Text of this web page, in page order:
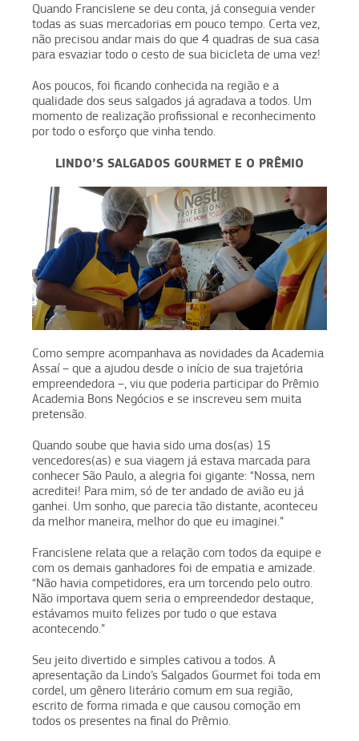
Quando Francislene se deu conta, já conseguia vender
todas as suas mercadorias em pouco tempo. Certa vez,
não precisou andar mais do que 4 quadras de sua casa
para esvaziar todo o cesto de sua bicicleta de uma vez!
Aos poucos, foi ficando conhecida na região e a
qualidade dos seus salgados já agradava a todos. Um
momento de realização profissional e reconhecimento
por todo o esforço que vinha tendo.
LINDO’S SALGADOS GOURMET E O PRÊMIO
Como sempre acompanhava as novidades da Academia
Assaí – que a ajudou desde o início de sua trajetória
empreendedora –, viu que poderia participar do Prêmio
Academia Bons Negócios e se inscreveu sem muita
pretensão.
Quando soube que havia sido uma dos(as) 15
vencedores(as) e sua viagem já estava marcada para
conhecer São Paulo, a alegria foi gigante: “Nossa, nem
acreditei! Para mim, só de ter andado de avião eu já
ganhei. Um sonho, que parecia tão distante, aconteceu
da melhor maneira, melhor do que eu imaginei.”
Francislene relata que a relação com todos da equipe e
com os demais ganhadores foi de empatia e amizade.
“Não havia competidores, era um torcendo pelo outro.
Não importava quem seria o empreendedor destaque,
estávamos muito felizes por tudo o que estava
acontecendo.”
Seu jeito divertido e simples cativou a todos. A
apresentação da Lindo’s Salgados Gourmet foi toda em
cordel, um gênero literário comum em sua região,
escrito de forma rimada e que causou comoção em
todos os presentes na final do Prêmio.